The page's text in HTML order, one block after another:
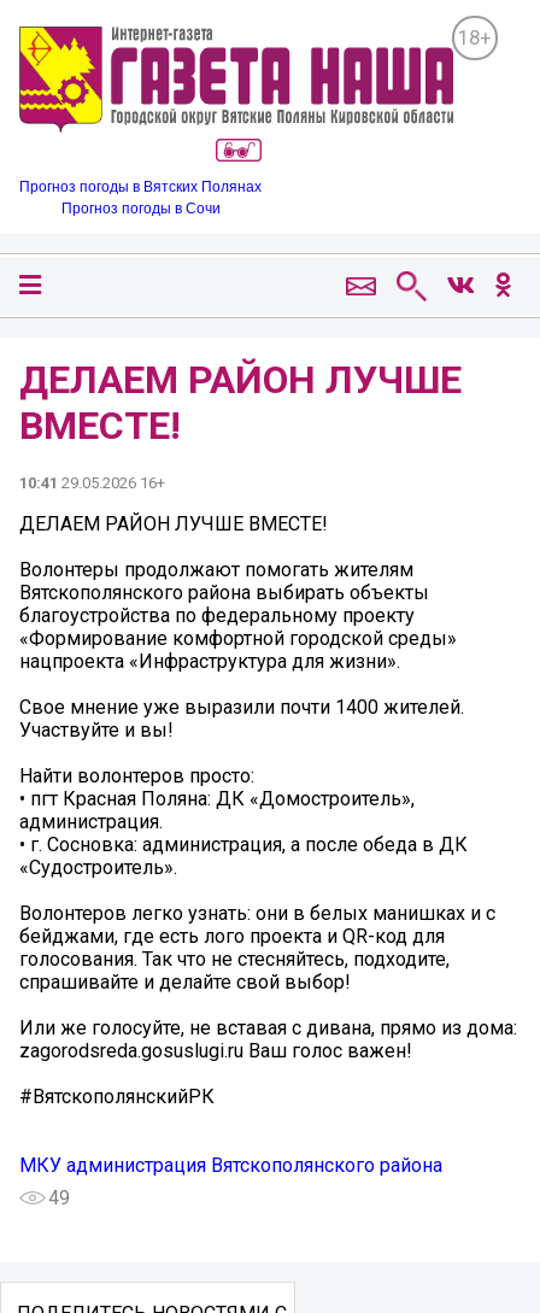
18+
Прогноз погоды в Вятских Полянах
Прогноз погоды в Сочи
ДЕЛАЕМ РАЙОН ЛУЧШЕ
ВМЕСТЕ!
10:41 29.05.2026 16+
ДЕЛАЕМ РАЙОН ЛУЧШЕ ВМЕСТЕ!
Волонтеры продолжают помогать жителям
Вятскополянского района выбирать объекты
благоустройства по федеральному проекту
«Формирование комфортной городской среды»
нацпроекта «Инфраструктура для жизни».
Свое мнение уже выразили почти 1400 жителей.
Участвуйте и вы!
Найти волонтеров просто:
• пгт Красная Поляна: ДК «Домостроитель»,
администрация.
• г. Сосновка: администрация, а после обеда в ДК
«Судостроитель».
Волонтеров легко узнать: они в белых манишках и с
бейджами, где есть лого проекта и QR-код для
голосования. Так что не стесняйтесь, подходите,
спрашивайте и делайте свой выбор!
Или же голосуйте, не вставая с дивана, прямо из дома:
zagorodsreda.gosuslugi.ru Ваш голос важен!
#ВятскополянскийРК
МКУ администрация Вятскополянского района
49